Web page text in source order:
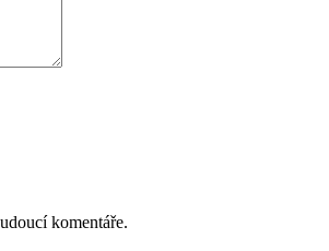
komentáře.